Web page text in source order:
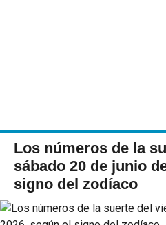
Los números de la
sábado 20 de junio
signo del zodíaco